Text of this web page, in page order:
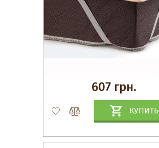
607 грн.
КУПИТЬ